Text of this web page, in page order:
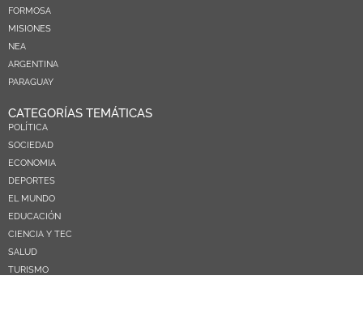
FORMOSA
MISIONES
NEA
ARGENTINA
PARAGUAY
CATEGORÍAS TEMÁTICAS
POLÍTICA
SOCIEDAD
ECONOMIA
DEPORTES
EL MUNDO
EDUCACIÓN
CIENCIA Y TEC
SALUD
TURISMO